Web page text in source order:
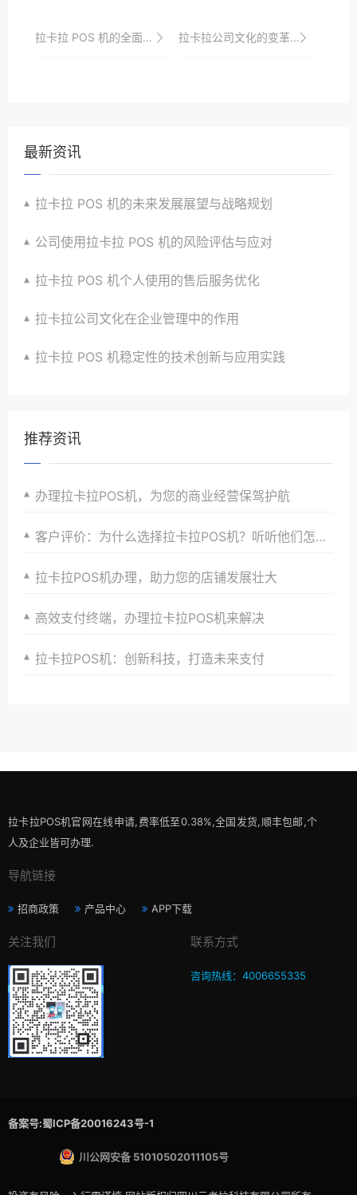
拉卡拉 POS 机的全面解析 拉卡拉公司文化的变革与适应
最新资讯
拉卡拉 POS 机的未来发展展望与战略规划
公司使用拉卡拉 POS 机的风险评估与应对
拉卡拉 POS 机个人使用的售后服务优化
拉卡拉公司文化在企业管理中的作用
拉卡拉 POS 机稳定性的技术创新与应用实践
推荐资讯
办理拉卡拉POS机，为您的商业经营保驾护航
客户评价：为什么选择拉卡拉POS机？听听他们怎么说
拉卡拉POS机办理，助力您的店铺发展壮大
高效支付终端，办理拉卡拉POS机来解决
拉卡拉POS机：创新科技，打造未来支付
拉卡拉POS机官网在线申请,费率低至0.38%,全国发货,顺丰包邮,个
人及企业皆可办理.
导航链接
招商政策 产品中心 APP下载
关注我们 联系方式
咨询热线：4006655335
备案号:蜀ICP备20016243号-1
川公网安备 51010502011105号